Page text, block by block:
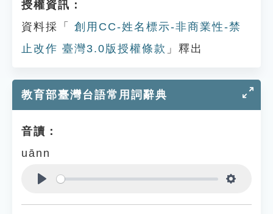
授權資訊：
資料採「
創用CC-姓名標示-非商業性-禁
止改作 臺灣3.0版授權條款 」釋出
教育部臺灣台語常用詞辭典
音讀：
uānn